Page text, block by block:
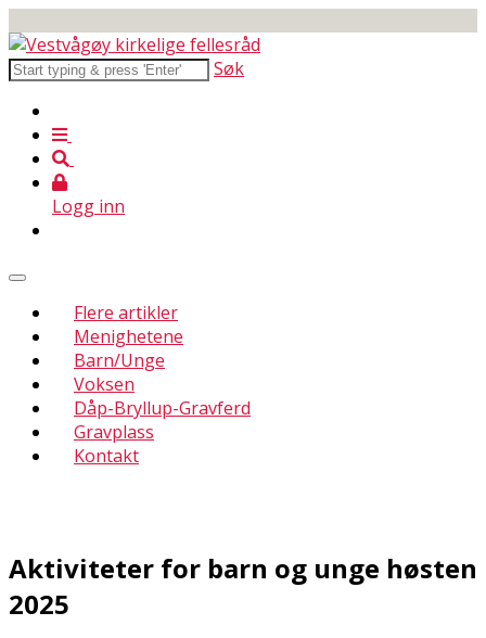
Søk
Logg inn
Flere artikler
Menighetene
Barn/Unge
Voksen
Dåp-Bryllup-Gravferd
Gravplass
Kontakt
Aktiviteter for barn og unge høsten
2025